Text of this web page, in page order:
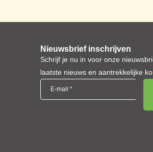
Nieuwsbrief inschrijven
Schrijf je nu in voor onze
laatste nieuws en aantrekkelijke